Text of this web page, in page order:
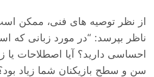
از نظر توصیه های فنی، ممکن
ناظر بپرسد: “در مورد زبانی که
احساسی دارید؟ آیا اصطلاحات یا
سن و سطح بازیکنان شما زیاد